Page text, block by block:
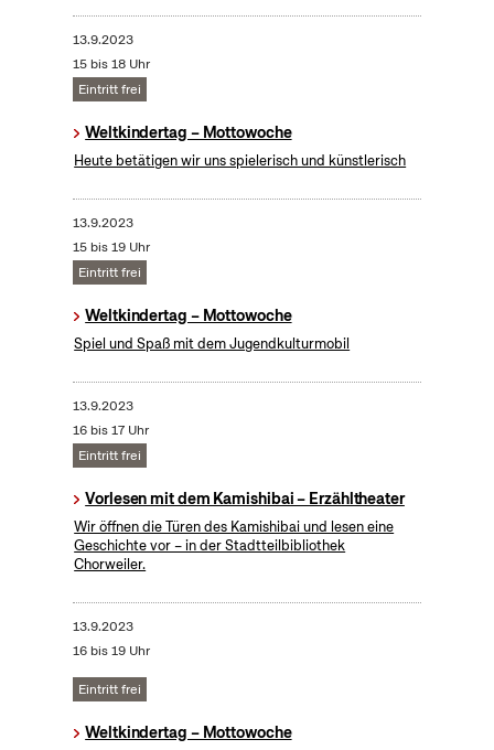
13.9.2023
15 bis 18 Uhr
Eintritt frei
Weltkindertag – Mottowoche
Heute betätigen wir uns spielerisch und künstlerisch
13.9.2023
15 bis 19 Uhr
Eintritt frei
Weltkindertag – Mottowoche
Spiel und Spaß mit dem Jugendkulturmobil
13.9.2023
16 bis 17 Uhr
Eintritt frei
Vorlesen mit dem Kamishibai – Erzähltheater
Wir öffnen die Türen des Kamishibai und lesen eine
Geschichte vor – in der Stadtteilbibliothek
Chorweiler.
13.9.2023
16 bis 19 Uhr
Eintritt frei
Weltkindertag – Mottowoche